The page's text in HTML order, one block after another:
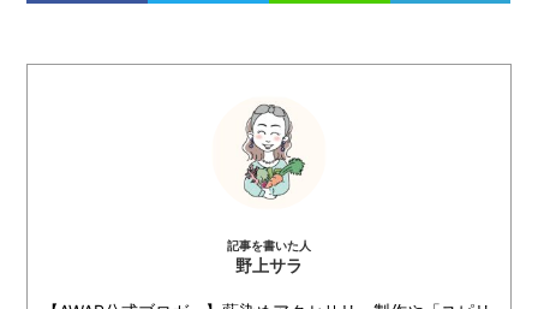
記事を書いた人
野上サラ